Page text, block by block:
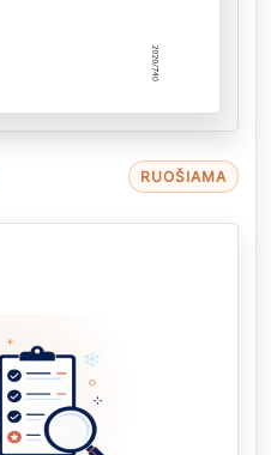
RUOŠIAMA